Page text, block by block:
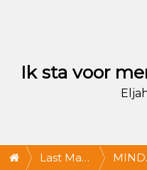
Ik sta voor
Last Man
MIND